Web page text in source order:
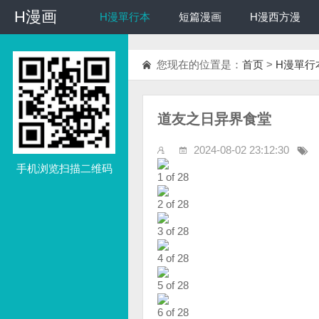
H漫画
H漫画 H漫單行本 短篇漫画 H漫西方漫
手机浏览扫描二维码
您现在的位置是： 首页 > H漫單行
道友之日异界食堂
2024-08-02 23:12:30
1 of 28
2 of 28
3 of 28
4 of 28
5 of 28
6 of 28